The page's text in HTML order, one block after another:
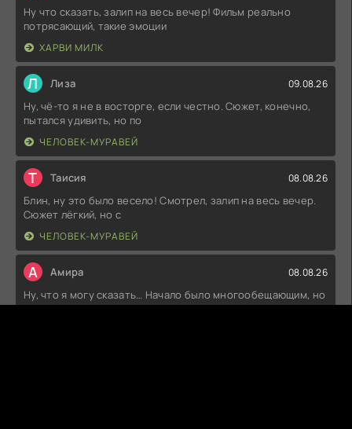
Ну что сказать, залип на весь вечер! Фильм реально
потрясающий, такие эмоции
ХАРВИ МИЛК
Л Лиза 09.08.26
Ну, чё-то я не в восторге, если честно. Сюжет, конечно,
пытался удивить, но по
ЧЕЛОВЕК-МУРАВЕЙ
Т Таисия 08.08.26
Блин, ну это было весело! Смотрел, залип на весь вечер.
Сюжет лёгкий, но с
ЧЕЛОВЕК-МУРАВЕЙ
А Амира 08.08.26
Ну, что я могу сказать… Начало было многообещающим, но
потом как-то всё